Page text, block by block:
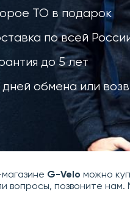
ТО в подарок
по всей
до 5 лет
дней обмена или
G-Velo можно
вопросы, позвоните